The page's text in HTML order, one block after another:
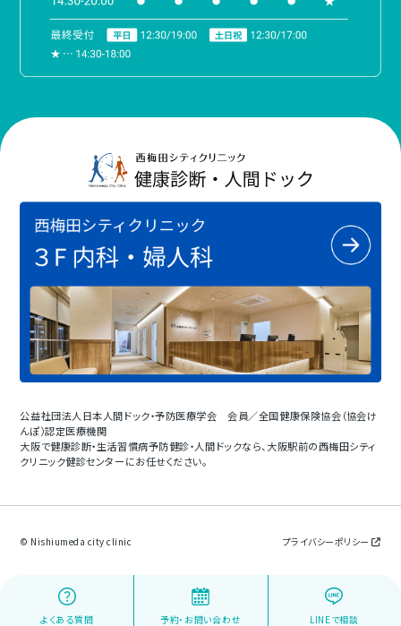
公益社団法人日本人間ドック・予防医療学会 会員／全国健康保険協会（協会け
んぽ）認定医療機関
大阪で健康診断・生活習慣病予防健診・人間ドックなら、大阪駅前の西梅田シティ
クリニック健診センターにお任せください。
© Nishiumeda city clinic プライバシーポリシー
よくある質問 予約・お問い合わせ LINEで相談